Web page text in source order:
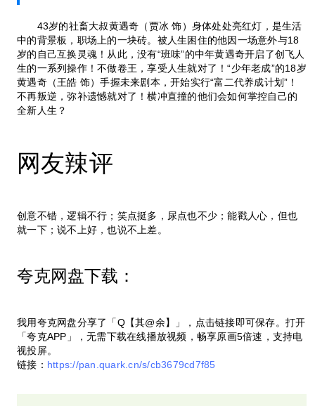
43岁的社畜大叔黄遇奇（贾冰 饰）身体处处亮红灯，是生活
中的背景板，职场上的一块砖。被人生困住的他因一场意外与18
岁的自己互换灵魂！从此，没有“班味”的中年黄遇奇开启了创飞人
生的一系列操作！不做卷王，享受人生就对了！“少年老成”的18岁
黄遇奇（王皓 饰）手握未来剧本，开始实行“富二代养成计划”！
不再叛逆，弥补遗憾就对了！横冲直撞的他们会如何掌控自己的
全新人生？
网友辣评
创意不错，逻辑不行；笑点挺多，尿点也不少；能戳人心，但也
就一下；说不上好，也说不上差。
夸克网盘下载：
我用夸克网盘分享了「Q【其@余】」，点击链接即可保存。打开
「夸克APP」，无需下载在线播放视频，畅享原画5倍速，支持电
视投屏。
链接： https://pan.quark.cn/s/cb3679cd7f85